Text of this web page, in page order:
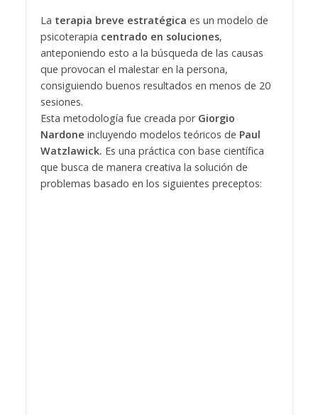
La terapia breve estratégica es un modelo de
psicoterapia centrado en soluciones,
anteponiendo esto a la búsqueda de las causas
que provocan el malestar en la persona,
consiguiendo buenos resultados en menos de 20
sesiones.
Esta metodología fue creada por Giorgio
Nardone incluyendo modelos teóricos de Paul
Watzlawick. Es una práctica con base científica
que busca de manera creativa la solución de
problemas basado en los siguientes preceptos: